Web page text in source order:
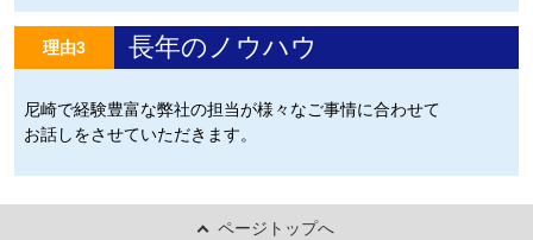
理由3 長年のノウハウ
尼崎で経験豊富な弊社の担当が様々なご事情に合わせて
お話しをさせていただきます。
ページトップへ